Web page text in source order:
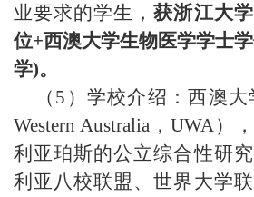
业要求的学生，获浙江大
位+西澳大学生物医学学士
学)。
（ 5 ）学校介绍：西澳大
Western Australia， UWA）
利亚珀斯的公立综合性研
利亚八校联盟、世界大学